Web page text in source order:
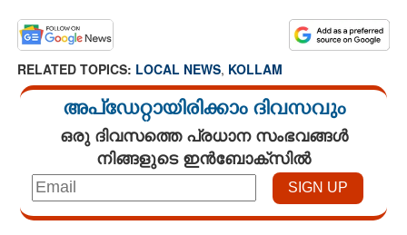
RELATED TOPICS: LOCAL NEWS, KOLLAM
അപ്ഡേറ്റായിരിക്കാം ദിവസവും
ഒരു ദിവസത്തെ പ്രധാന സംഭവങ്ങൾ
നിങ്ങളുടെ ഇൻബോക്സിൽ